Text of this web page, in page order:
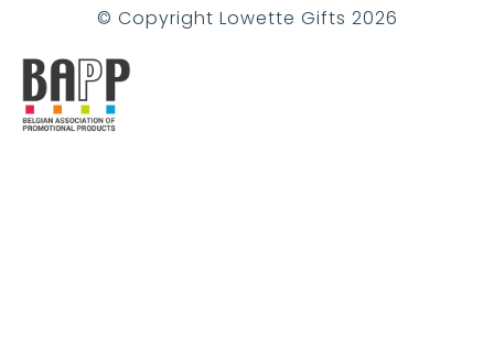
© Copyright Lowette Gifts 2026